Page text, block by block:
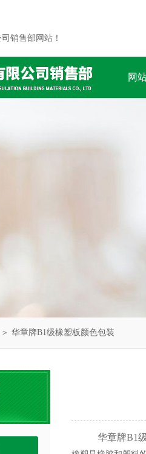
销售部网站！
网
＞ 华章牌B1级橡塑板颜色包装
华章牌B1